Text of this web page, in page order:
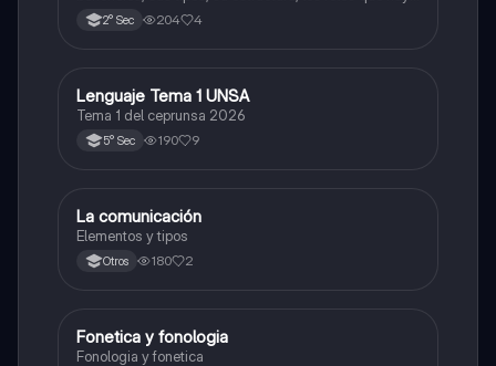
y consejos.
2° Sec 204 4
Castellano
Lenguaje Tema 1 UNSA
Tema 1 del ceprunsa 2026
5° Sec 190 9
Castellano
La comunicación
Elementos y tipos
Otros 180 2
Castellano
Fonetica y fonologia
Fonologia y fonetica